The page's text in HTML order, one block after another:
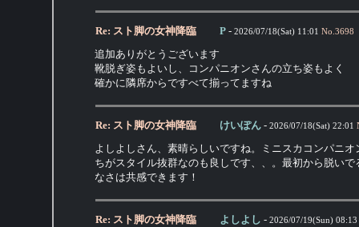
Re: スト脚の女神降臨 P - 2026/07/18(Sat) 11:01 No.3698
追加ありがとうございます
靴脱ぎ姿もよいし、コンパニオンさんの立ち姿もよく
確かに隣席からですべて揃ってますね
Re: スト脚の女神降臨 けいぽん - 2026/07/18(Sat) 22:01
よしよしさん、素晴らしいですね。ミニスカコンパニ
ちがスタイル抜群なのも良しです、、。最初から脱い
なさは共感できます！
Re: スト脚の女神降臨 よしよし - 2026/07/19(Sun) 08:13